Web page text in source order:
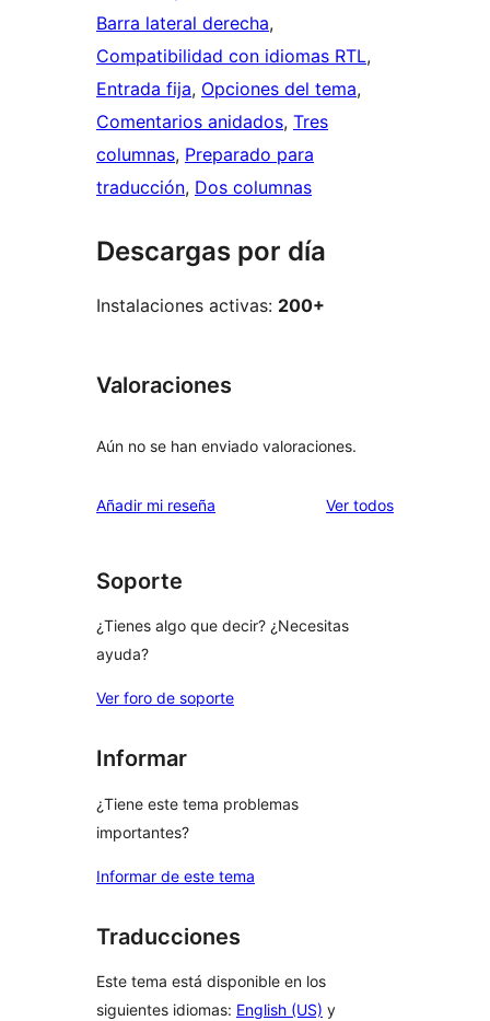
Barra lateral derecha
Compatibilidad con idiomas RTL
Entrada fija, Opciones del tema
Comentarios anidados, Tres
columnas, Preparado para
traducción, Dos columnas
Descargas por día
Instalaciones activas: 200+
Valoraciones
Aún no se han enviado valoraciones.
Añadir mi reseña Ver todoslos
Soporte
¿Tienes algo que decir? ¿Necesitas
ayuda?
Ver foro de soporte
Informar
¿Tiene este tema problemas
importantes?
Informar de este tema
Traducciones
Este tema está disponible en los
siguientes idiomas: English (US) y